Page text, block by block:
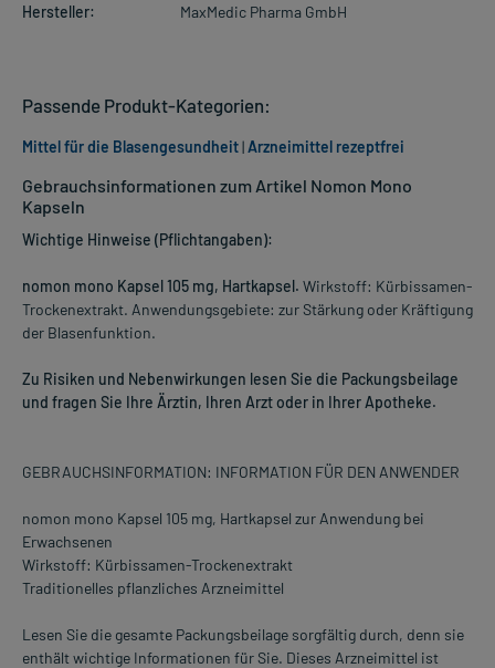
Hersteller:
MaxMedic Pharma GmbH
Gebrauchsinformationen zum Artikel Nomon Mono
Kapseln
Wichtige Hinweise (Pflichtangaben):
nomon mono Kapsel 105 mg, Hartkapsel. Wirkstoff: Kürbissamen-
Trockenextrakt. Anwendungsgebiete: zur Stärkung oder Kräftigung
der Blasenfunktion.
Zu Risiken und Nebenwirkungen lesen Sie die Packungsbeilage
und fragen Sie Ihre Ärztin, Ihren Arzt oder in Ihrer Apotheke.
GEBRAUCHSINFORMATION: INFORMATION FÜR DEN ANWENDER
nomon mono Kapsel 105 mg, Hartkapsel zur Anwendung bei
Erwachsenen
Wirkstoff: Kürbissamen-Trockenextrakt
Traditionelles pflanzliches Arzneimittel
Lesen Sie die gesamte Packungsbeilage sorgfältig durch, denn sie
enthält wichtige Informationen für Sie. Dieses Arzneimittel ist
Passende Produkt-Kategorien:
Mittel für die Blasengesundheit|Arzneimittel rezeptfrei